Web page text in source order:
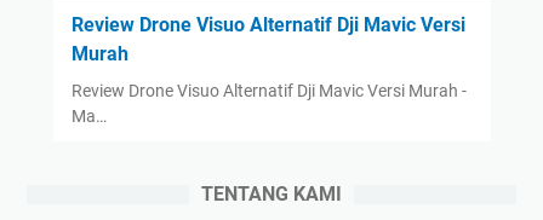
Review Drone Visuo Alternatif Dji Mavic Versi
Murah
Review Drone Visuo Alternatif Dji Mavic Versi Murah -
Ma…
TENTANG KAMI